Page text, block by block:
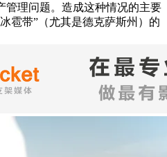
管理问题。造成这种情况的主要
雹带”（尤其是德克萨斯州）的